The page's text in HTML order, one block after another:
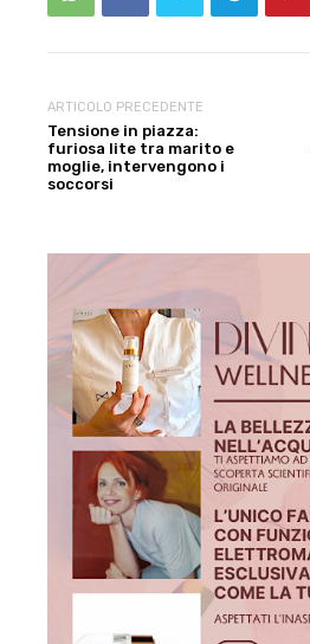
ARTICOLO PRECEDENTE
Tensione in piazza:
furiosa lite tra marito e
moglie, intervengono i
soccorsi